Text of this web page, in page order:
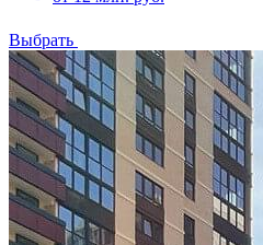
Выбрать